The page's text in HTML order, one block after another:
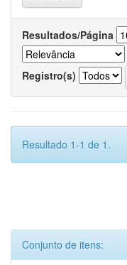
Resultados/Página
Registro(s)
Resultado 1-1 de 1.
Conjunto de itens: